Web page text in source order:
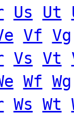
Us Ut
Vf
Vg
Vs Vt
Wf Wg
Ws Wt